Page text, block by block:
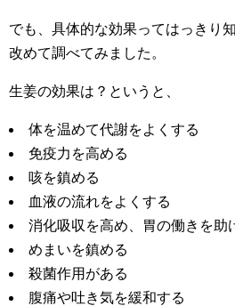
でも、具体的な効果ってはっきり
改めて調べてみました。
生姜の効果は？というと、
体を温めて代謝をよくする
免疫力を高める
咳を鎮める
血液の流れをよくする
消化吸収を高め、胃の働きを助
めまいを鎮める
殺菌作用がある
腹痛や吐き気を緩和する